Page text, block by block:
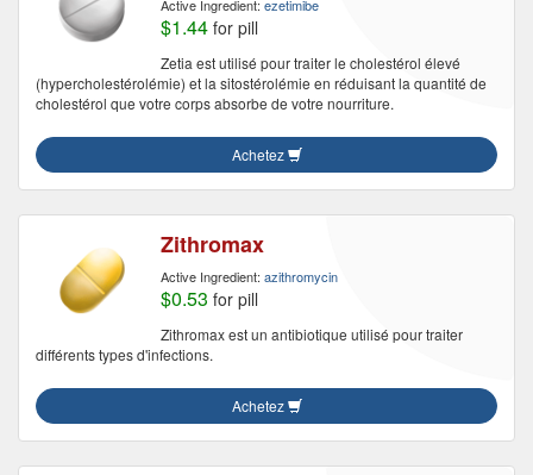
Active Ingredient: ezetimibe
$1.44 for pill
Zetia est utilisé pour traiter le cholestérol élevé
(hypercholestérolémie) et la sitostérolémie en réduisant la quantité de
cholestérol que votre corps absorbe de votre nourriture.
Achetez
Zithromax
Active Ingredient: azithromycin
$0.53 for pill
Zithromax est un antibiotique utilisé pour traiter
différents types d'infections.
Achetez